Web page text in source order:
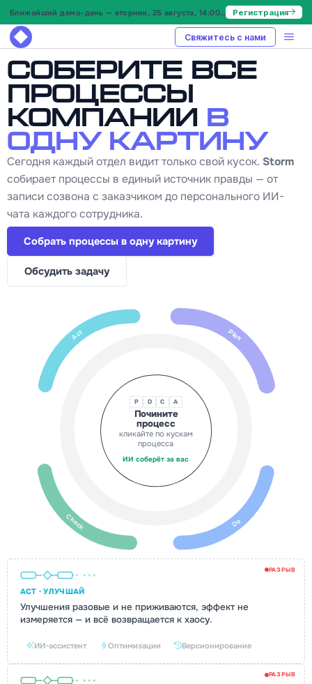
Ближайший демо-день — вторник, 25 августа, 14:00 МСК Регистрация
Свяжитесь с нами
Соберите все
процессы
компании
в
одну картину
Сегодня каждый отдел видит только свой кусок. Storm
собирает процессы в единый источник правды — от
записи созвона с заказчиком до персонального ИИ-
чата каждого сотрудника.
Собрать процессы в одну картину
Обсудить задачу
ACT · УЛУЧШАЙ
РАЗРЫВ
Улучшения разовые и не приживаются, эффект не
измеряется — и всё возвращается к хаосу.
ИИ-ассистент Оптимизации Версионирование
РАЗРЫВ
Plan
Do
Check
Act
P D C A
Почините
процесс
кликайте по кускам
процесса
ИИ соберёт за вас